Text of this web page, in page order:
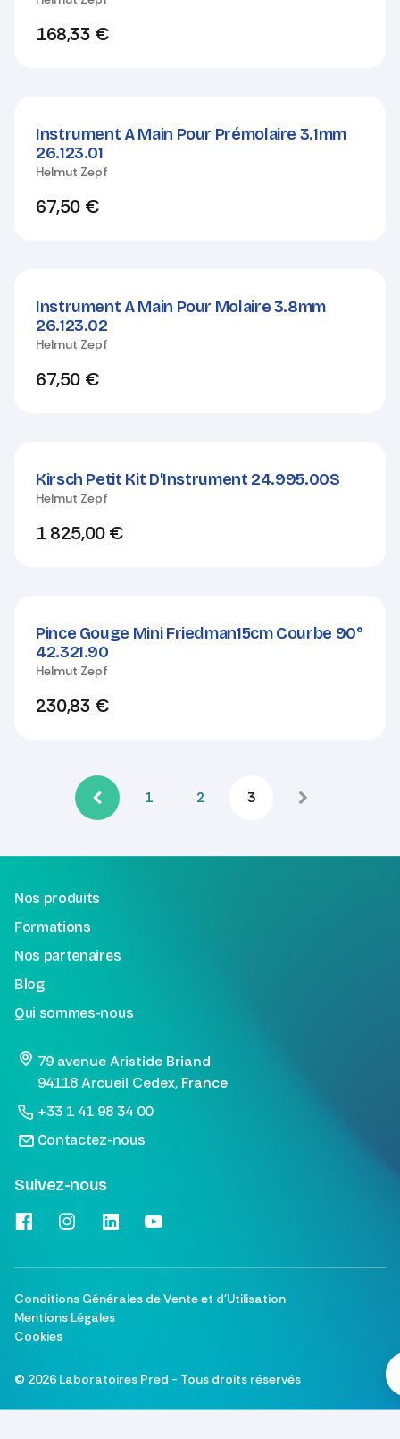
168,33 €
Instrument A Main Pour Prémolaire 3.1mm
26.123.01
Helmut Zepf
67,50 €
Instrument A Main Pour Molaire 3.8mm
26.123.02
Helmut Zepf
67,50 €
Kirsch Petit Kit D'Instrument 24.995.00S
Helmut Zepf
1 825,00€
Pince Gouge Mini Friedman15cm Courbe 90°
42.321.90
Helmut Zepf
230,83 €
1 2 3
Nos produits
Formations
Nos partenaires
Blog
Qui sommes-nous
79 avenue Aristide Briand
94118 Arcueil Cedex, France
+33 1 41 98 34 00
Contactez-nous
Suivez-nous
Conditions Générales de Vente et d'Utilisation
Mentions Légales
Cookies
© 2026 Laboratoires Pred - Tous droits réservés